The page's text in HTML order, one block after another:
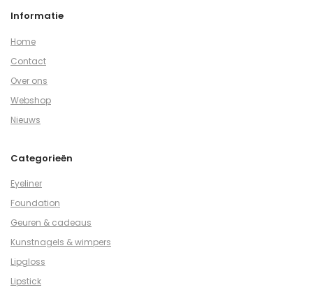
Informatie
Home
Contact
Over ons
Webshop
Nieuws
Categorieën
Eyeliner
Foundation
Geuren & cadeaus
Kunstnagels & wimpers
Lipgloss
Lipstick